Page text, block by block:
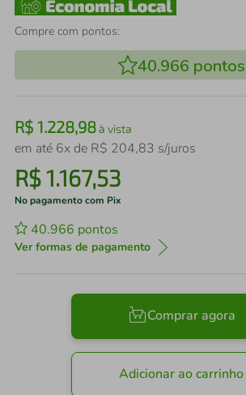
Compre com pontos:
40.966 pontos
R$ 1.228,98à vista
em até 6x de R$ 204,83 s/juros
R$1.167,53
No pagamento com Pix
40.966 pontos
Ver formas de pagamento
Comprar agora
Adicionar ao carrinho